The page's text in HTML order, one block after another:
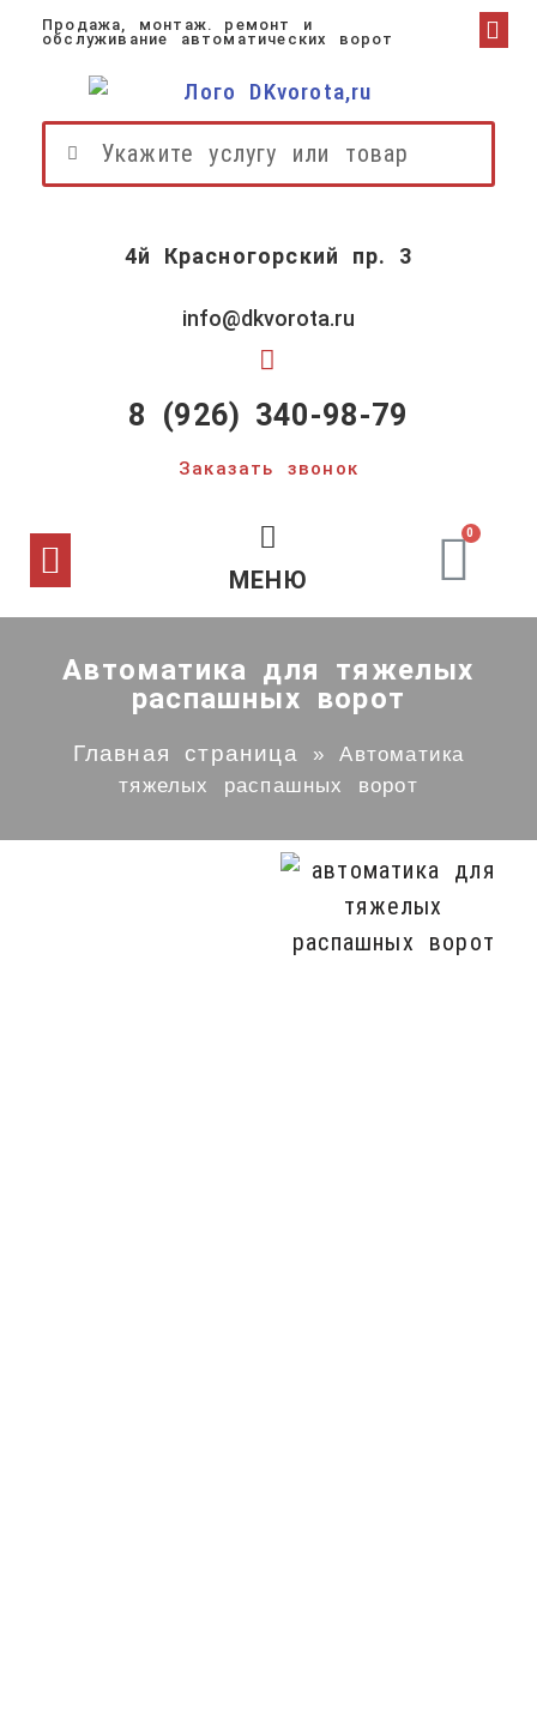
Продажа, монтаж. ремонт и
обслуживание автоматических ворот
4й Красногорский пр. 3
info@dkvorota.ru
8 (926) 340-98-79
Заказать звонок
МЕНЮ
Автоматика для тяжелых
распашных ворот
Главная страница »Автоматика
тяжелых распашных ворот